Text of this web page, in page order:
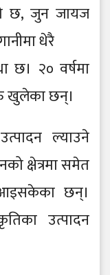
छ, जुन जायज
धेरै
२० वर्षमा
खुलेका छन्।
ल्याउने
क्षेत्रमा समेत
छन्।
उत्पादन